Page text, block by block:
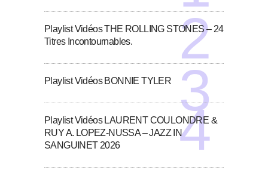
Playlist Vidéos THE ROLLING STONES – 24
Titres Incontournables.
Playlist Vidéos BONNIE TYLER
Playlist Vidéos LAURENT COULONDRE &
RUY A. LOPEZ-NUSSA – JAZZ IN
SANGUINET 2026